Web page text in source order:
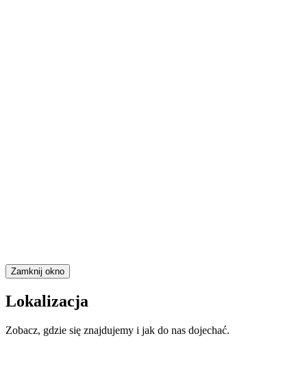
Zamknij okno
Lokalizacja
Zobacz, gdzie się znajdujemy i jak do nas dojechać.